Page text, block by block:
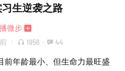
生逆袭之路
微步
1956 · 44
前年龄最小、但生命力最旺盛